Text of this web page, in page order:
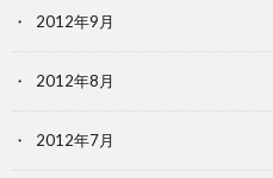
2012年9月
2012年8月
2012年7月